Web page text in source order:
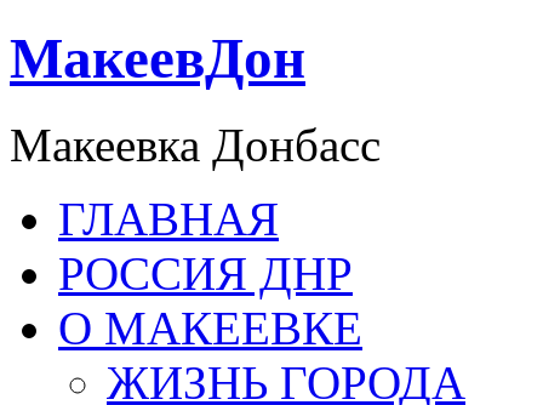
МакеевДон
Макеевка Донбасс
ГЛАВНАЯ
РОССИЯ ДНР
О МАКЕЕВКЕ
ЖИЗНЬ ГОРОДА